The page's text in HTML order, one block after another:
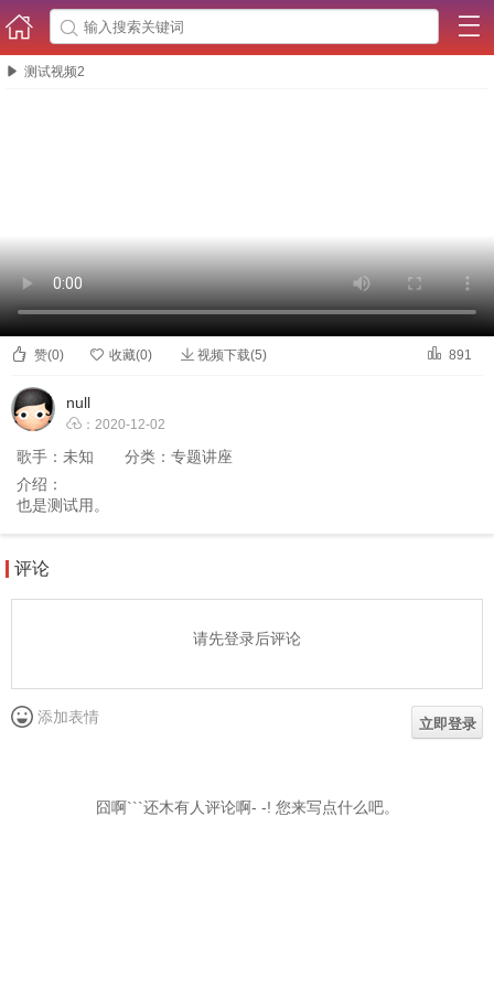
 

 测试视频2
 赞(0)  收藏(0)  视频下载(5)  891
null
 ：2020-12-02
歌手： 未知 分类： 专题讲座
介绍：
也是测试用。